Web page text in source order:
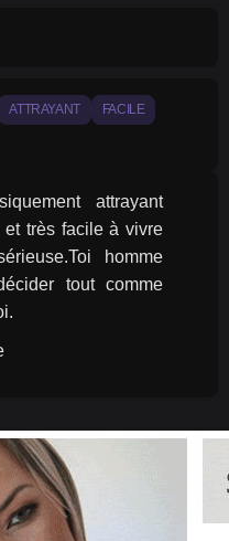
ATTRAYANT FACILE
attrayant
très facile à vivre
homme
tout comme